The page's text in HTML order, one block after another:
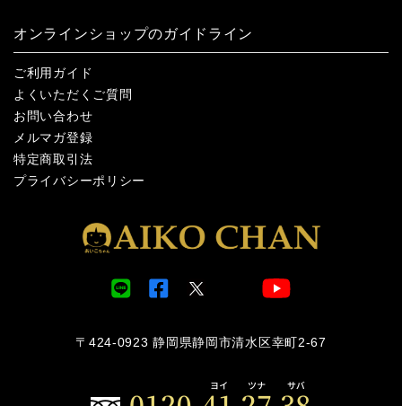
オンラインショップのガイドライン
ご利用ガイド
よくいただくご質問
お問い合わせ
メルマガ登録
特定商取引法
プライバシーポリシー
〒424-0923 静岡県静岡市清水区幸町2-67